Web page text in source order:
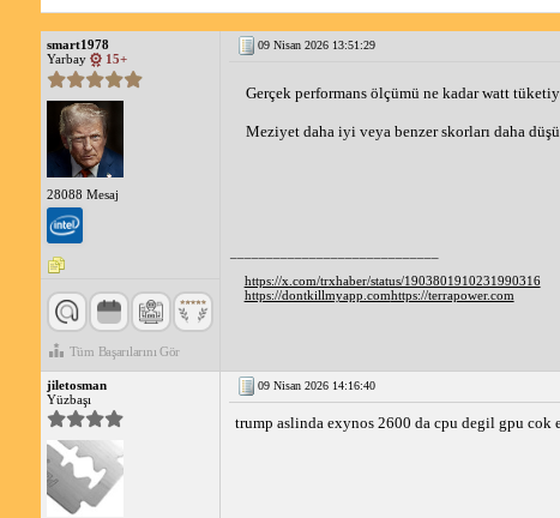
smart1978
Yarbay
15+
28088 Mesaj
Tüm Başarılarını Gör
09 Nisan 2026 13:51:29
Gerçek performans ölçümü ne kadar watt
Meziyet daha iyi veya benzer skorları daha
https://x.com/trxhaber/status/1903801910231990316
https://dontkillmyapp.comhttps://terrapower.com
jiletosman
Yüzbaşı
09 Nisan 2026 14:16:40
trump aslinda exynos 2600 da cpu degil gpu